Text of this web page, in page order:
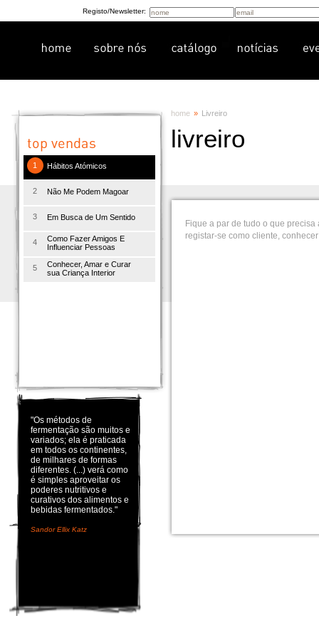
Registo/Newsletter:
1 Hábitos Atómicos
2 Não Me Podem Magoar
3 Em Busca de Um Sentido
4
Como Fazer Amigos E
Influenciar Pessoas
5
Conhecer, Amar e Curar
sua Criança Interior
"Os métodos de
fermentação são muitos e
variados; ela é praticada
em todos os continentes,
de milhares de formas
diferentes. (...) verá como
é simples aproveitar os
poderes nutritivos e
curativos dos alimentos e
bebidas fermentados."
Sandor Ellix Katz
home » Livreiro
livreiro
Fique a par de tudo o que
registar-se como cliente,